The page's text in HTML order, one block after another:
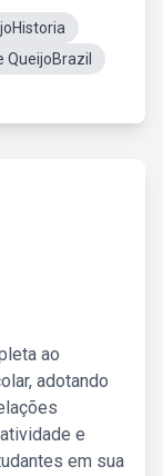
QueijoBrazil
ao
adotando
e
em sua